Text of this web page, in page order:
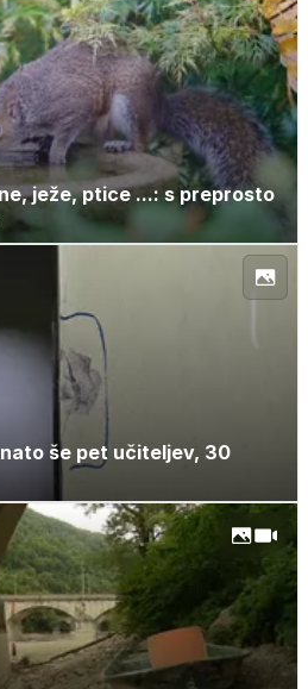
ježe, ptice ...: s preprosto
še pet učiteljev, 30